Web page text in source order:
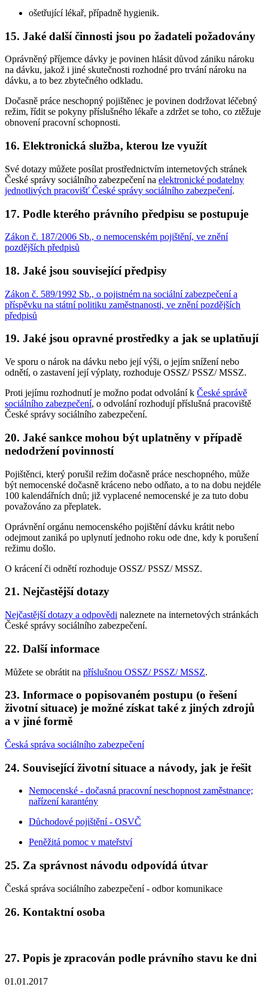
ošetřující lékař, případně hygienik.
15. Jaké další činnosti jsou po žadateli požadovány
Oprávněný příjemce dávky je povinen hlásit důvod zániku nároku
na dávku, jakož i jiné skutečnosti rozhodné pro trvání nároku na
dávku, a to bez zbytečného odkladu.
Dočasně práce neschopný pojištěnec je povinen dodržovat léčebný
režim, řídit se pokyny příslušného lékaře a zdržet se toho, co ztěžuje
obnovení pracovní schopnosti.
16. Elektronická služba, kterou lze využít
Své dotazy můžete posílat prostřednictvím internetových stránek
České správy sociálního zabezpečení na elektronické podatelny
jednotlivých pracovišť České správy sociálního zabezpečení.
17. Podle kterého právního předpisu se postupuje
Zákon č. 187/2006 Sb., o nemocenském pojištění, ve znění
pozdějších předpisů
18. Jaké jsou související předpisy
Zákon č. 589/1992 Sb., o pojistném na sociální zabezpečení a
příspěvku na státní politiku zaměstnanosti, ve znění pozdějších
předpisů
19. Jaké jsou opravné prostředky a jak se uplatňují
Ve sporu o nárok na dávku nebo její výši, o jejím snížení nebo
odnětí, o zastavení její výplaty, rozhoduje OSSZ/ PSSZ/ MSSZ.
Proti jejímu rozhodnutí je možno podat odvolání k České správě
sociálního zabezpečení, o odvolání rozhodují příslušná pracoviště
České správy sociálního zabezpečení.
20. Jaké sankce mohou být uplatněny v případě
nedodržení povinností
Pojištěnci, který porušil režim dočasně práce neschopného, může
být nemocenské dočasně kráceno nebo odňato, a to na dobu nejdéle
100 kalendářních dnů; již vyplacené nemocenské je za tuto dobu
považováno za přeplatek.
Oprávnění orgánu nemocenského pojištění dávku krátit nebo
odejmout zaniká po uplynutí jednoho roku ode dne, kdy k porušení
režimu došlo.
O krácení či odnětí rozhoduje OSSZ/ PSSZ/ MSSZ.
21. Nejčastější dotazy
Nejčastější dotazy a odpovědi naleznete na internetových stránkách
České správy sociálního zabezpečení.
22. Další informace
Můžete se obrátit na příslušnou OSSZ/ PSSZ/ MSSZ.
23. Informace o popisovaném postupu (o řešení
životní situace) je možné získat také z jiných zdrojů
a v jiné formě
Česká správa sociálního zabezpečení
24. Související životní situace a návody, jak je řešit
Nemocenské - dočasná pracovní neschopnost zaměstnance;
nařízení karantény
Důchodové pojištění - OSVČ
Peněžitá pomoc v mateřství
25. Za správnost návodu odpovídá útvar
Česká správa sociálního zabezpečení - odbor komunikace
26. Kontaktní osoba
27. Popis je zpracován podle právního stavu ke dni
01.01.2017